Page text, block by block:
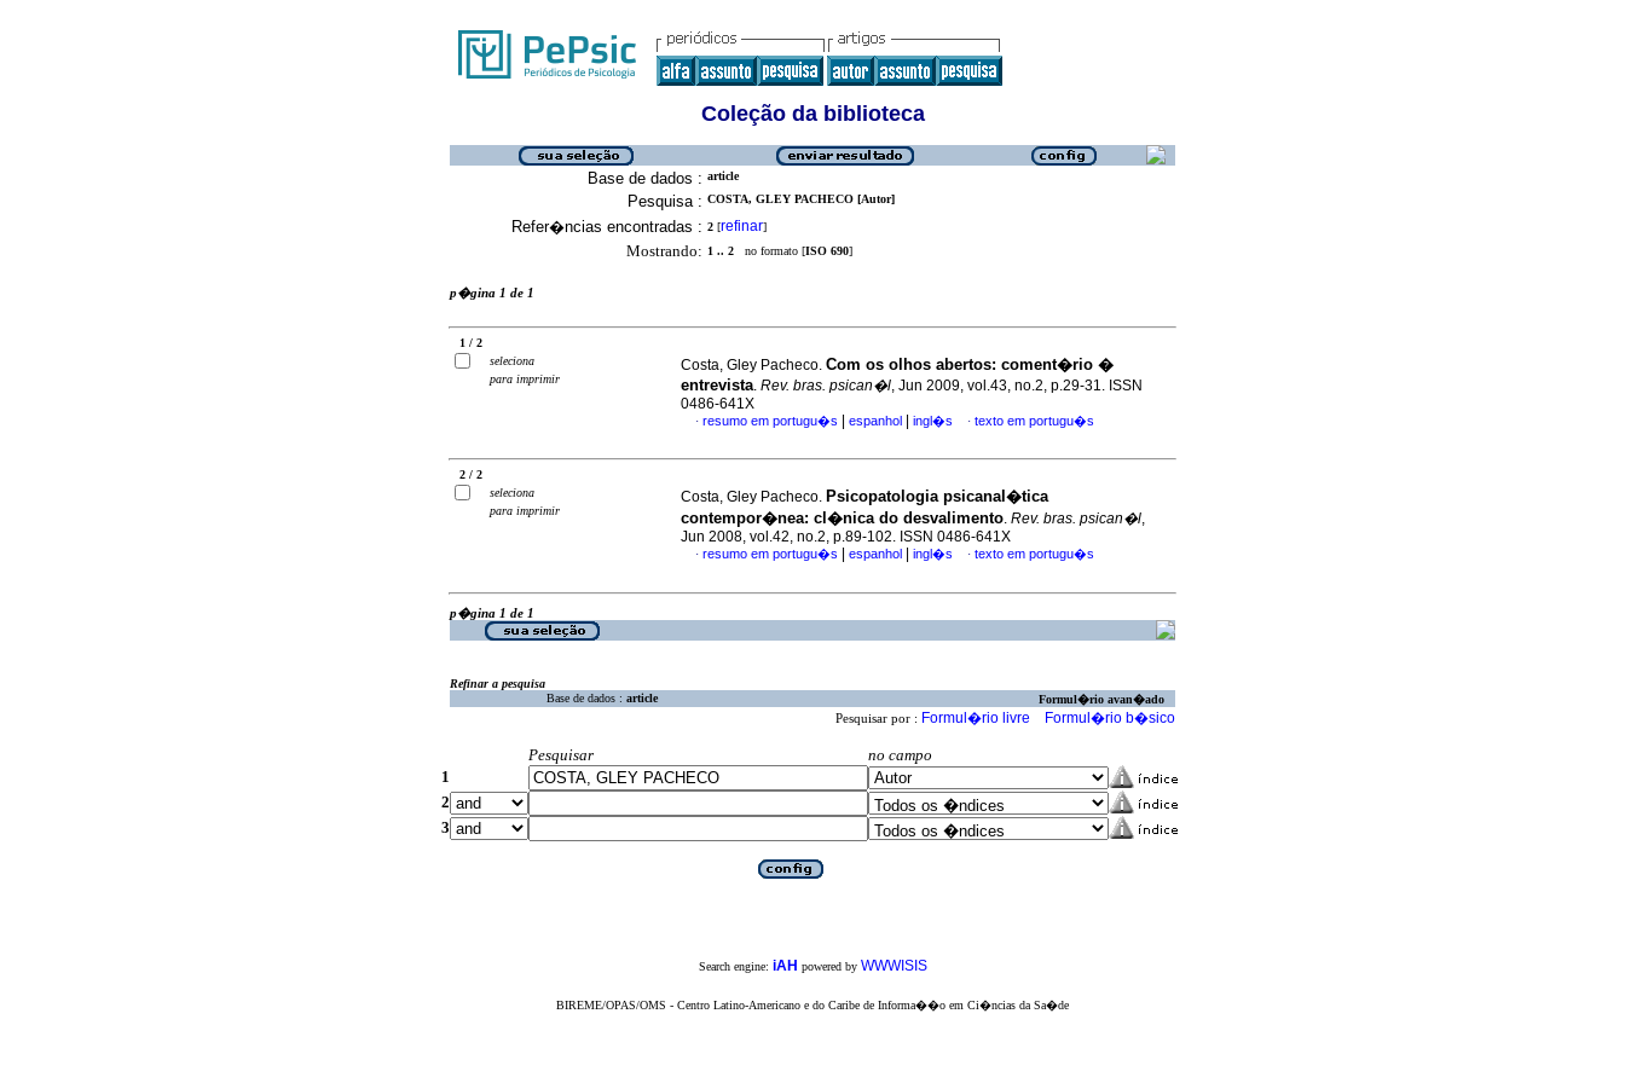
Coleção da biblioteca
Base de dados : article
Pesquisa : COSTA, GLEY PACHECO [Autor]
Refer�ncias encontradas : 2 [refinar]
Mostrando: 1 .. 2 no formato [ISO 690]
p�gina 1 de 1
1 / 2
seleciona
para imprimir
Costa, Gley Pacheco. Com os olhos abertos: coment�rio �
entrevista. Rev. bras. psican�l, Jun 2009, vol.43, no.2, p.29-31. ISSN
0486-641X
· resumo em portugu�s espanhol ingl�s · texto em portugu�s
2 / 2
seleciona
para imprimir
Costa, Gley Pacheco. Psicopatologia psicanal�tica
contempor�nea: cl�nica do desvalimento. Rev. bras. psican�l,
Jun 2008, vol.42, no.2, p.89-102. ISSN 0486-641X
· resumo em portugu�s espanhol ingl�s · texto em portugu�s
p�gina 1 de 1
Refinar a pesquisa
Base de dados : article Formul�rio avan�ado
Pesquisar por : Formul�rio livre Formul�rio b�sico
Pesquisar
no campo
1
2
3
Search engine: iAH powered by WWWISIS
BIREME/OPAS/OMS - Centro Latino-Americano e do Caribe de Informa��o em Ci�ncias da Sa�de